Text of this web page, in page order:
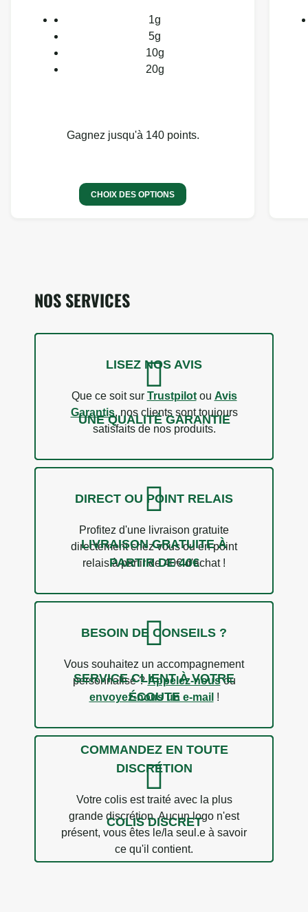
1g
5g
10g
20g
Gagnez jusqu'à 140 points.
CHOIX DES OPTIONS
NOS SERVICES
UNE QUALITÉ GARANTIE
LISEZ NOS AVIS
Que ce soit sur Trustpilotou Avis
Garantis, nos clients sont toujours
satisfaits de nos produits.
LIVRAISON GRATUITE À
PARTIR DE 40€
DIRECT OU POINT RELAIS
Profitez d'une livraison gratuite
directement chez vous ou en point
relais à partir de 40€ d'achat !
SERVICE CLIENT À VOTRE
ÉCOUTE
BESOIN DE CONSEILS ?
Vous souhaitez un accompagnement
personnalisé ?Appelez-nousou
envoyez-nous un e-mail !
COLIS DISCRET
COMMANDEZ EN TOUTE
DISCRÉTION
Votre colis est traité avec la plus
grande discrétion. Aucun logo n'est
présent, vous êtes le/la seul.e à savoir
ce qu'il contient.